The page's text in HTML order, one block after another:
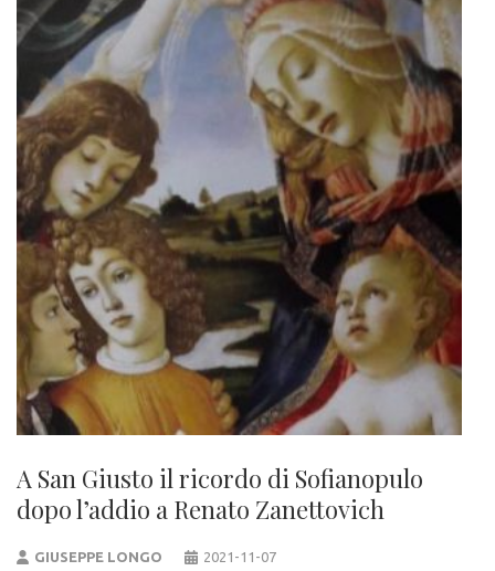
A San Giusto il ricordo di Sofianopulo
dopo l’addio a Renato Zanettovich
GIUSEPPE LONGO 2021-11-07